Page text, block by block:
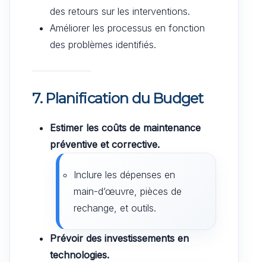
des retours sur les interventions.
Améliorer les processus en fonction
des problèmes identifiés.
7. Planification du Budget
Estimer les coûts de maintenance
préventive et corrective.
Inclure les dépenses en
main-d’œuvre, pièces de
rechange, et outils.
Prévoir des investissements en
technologies.